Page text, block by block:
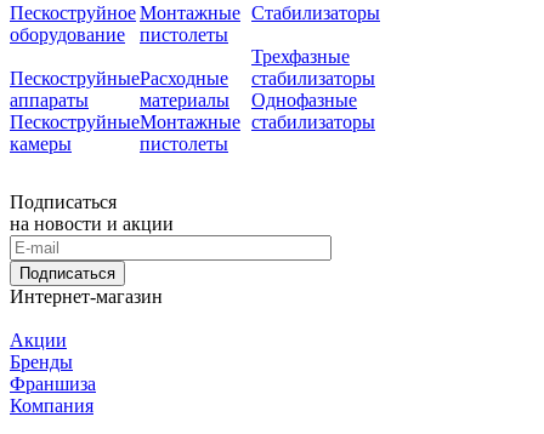
Пескоструйное
оборудование
Пескоструйные
аппараты
Пескоструйные
камеры
Монтажные
пистолеты
Расходные
материалы
Монтажные
пистолеты
Стабилизаторы
Трехфазные
стабилизаторы
Однофазные
стабилизаторы
Подписаться
на новости и акции
Подписаться
Интернет-магазин
Акции
Бренды
Франшиза
Компания